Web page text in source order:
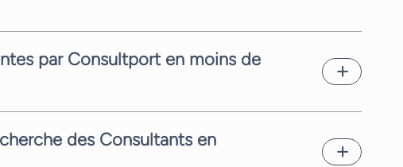
par Consultport en moins de
des Consultants en